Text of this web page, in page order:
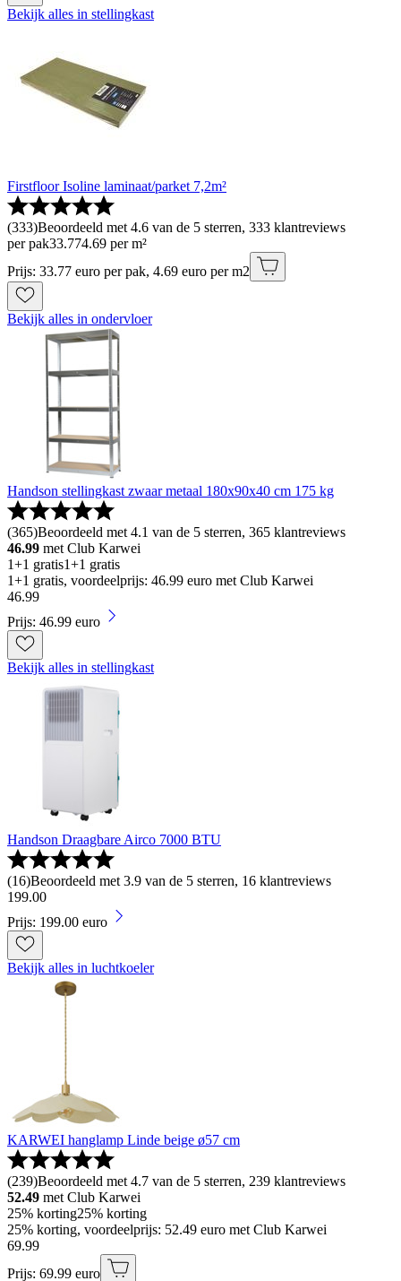
Bekijk alles in stellingkast
Firstfloor Isoline laminaat/parket 7,2m²
(333)Beoordeeld met 4.6 van de 5 sterren, 333 klantreviews
per pak33.774.69 per m²
Prijs: 33.77 euro per pak, 4.69 euro per m2
Bekijk alles in ondervloer
Handson stellingkast zwaar metaal 180x90x40 cm 175 kg
(365)Beoordeeld met 4.1 van de 5 sterren, 365 klantreviews
46.99 met Club Karwei
1+1 gratis1+1 gratis
1+1 gratis, voordeelprijs: 46.99 euro met Club Karwei
46.99
Prijs: 46.99 euro
Bekijk alles in stellingkast
Handson Draagbare Airco 7000 BTU
(16)Beoordeeld met 3.9 van de 5 sterren, 16 klantreviews
199.00
Prijs: 199.00 euro
Bekijk alles in luchtkoeler
KARWEI hanglamp Linde beige ø57 cm
(239)Beoordeeld met 4.7 van de 5 sterren, 239 klantreviews
52.49 met Club Karwei
25% korting25% korting
25% korting, voordeelprijs: 52.49 euro met Club Karwei
69.99
Prijs: 69.99 euro